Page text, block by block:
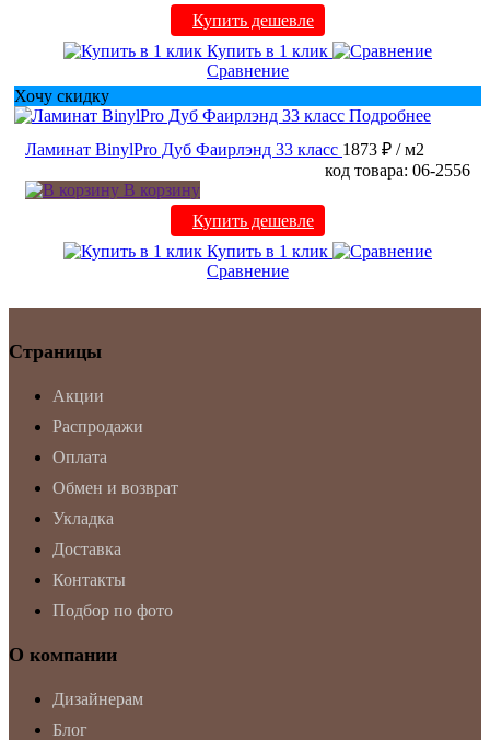
Купить дешевле
Купить в 1 клик
Сравнение
Хочу скидку
Подробнее
Ламинат BinylPro Дуб Фаирлэнд 33 класс 1873 ₽ / м2
код товара: 06-2556
В корзину
Купить дешевле
Купить в 1 клик
Сравнение
Страницы
Акции
Распродажи
Оплата
Обмен и возврат
Укладка
Доставка
Контакты
Подбор по фото
О компании
Дизайнерам
Блог